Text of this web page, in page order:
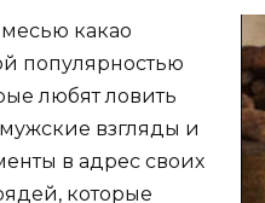
какао
популярностью
любят ловить
взгляды и
в адрес своих
которые